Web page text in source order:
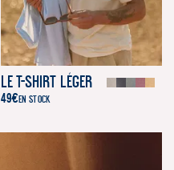
Le T-Shirt Léger
49€EN STOCK